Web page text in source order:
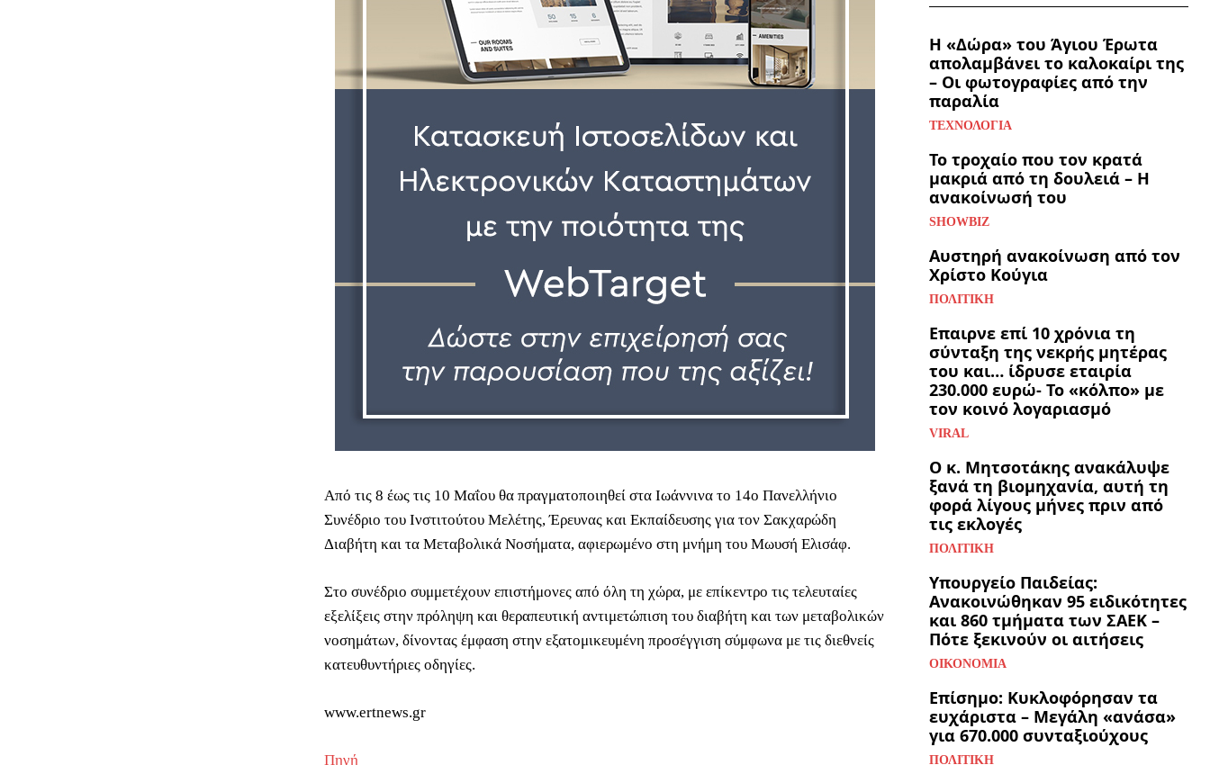
Από τις 8 έως τις 10 Μαΐου θα πραγματοποιηθεί στα Ιωάννινα το 14ο Πανελλήνιο
Συνέδριο του Ινστιτούτου Μελέτης, Έρευνας και Εκπαίδευσης για τον Σακχαρώδη
Διαβήτη και τα Μεταβολικά Νοσήματα, αφιερωμένο στη μνήμη του Μωυσή Ελισάφ.
Στο συνέδριο συμμετέχουν επιστήμονες από όλη τη χώρα, με επίκεντρο τις τελευταίες
εξελίξεις στην πρόληψη και θεραπευτική αντιμετώπιση του διαβήτη και των μεταβολικών
νοσημάτων, δίνοντας έμφαση στην εξατομικευμένη προσέγγιση σύμφωνα με τις διεθνείς
κατευθυντήριες οδηγίες.
www.ertnews.gr
Πηγή
Η «Δώρα» του Άγιου Έρωτα
απολαμβάνει το καλοκαίρι της
– Οι φωτογραφίες από την
παραλία
ΤΕΧΝΟΛΟΓΊΑ
Το τροχαίο που τον κρατά
μακριά από τη δουλειά – Η
ανακοίνωσή του
SHOWBIZ
Αυστηρή ανακοίνωση από τον
Χρίστο Κούγια
ΠΟΛΙΤΙΚΉ
Επαιρνε επί 10 χρόνια τη
σύνταξη της νεκρής μητέρας
του και… ίδρυσε εταιρία
230.000 ευρώ- Το «κόλπο» με
τον κοινό λογαριασμό
VIRAL
Ο κ. Μητσοτάκης ανακάλυψε
ξανά τη βιομηχανία, αυτή τη
φορά λίγους μήνες πριν από
τις εκλογές
ΠΟΛΙΤΙΚΉ
Υπουργείο Παιδείας:
Ανακοινώθηκαν 95 ειδικότητες
και 860 τμήματα των ΣΑΕΚ –
Πότε ξεκινούν οι αιτήσεις
ΟΙΚΟΝΟΜΊΑ
Επίσημο: Κυκλοφόρησαν τα
ευχάριστα – Μεγάλη «ανάσα»
για 670.000 συνταξιούχους
ΠΟΛΙΤΙΚΉ